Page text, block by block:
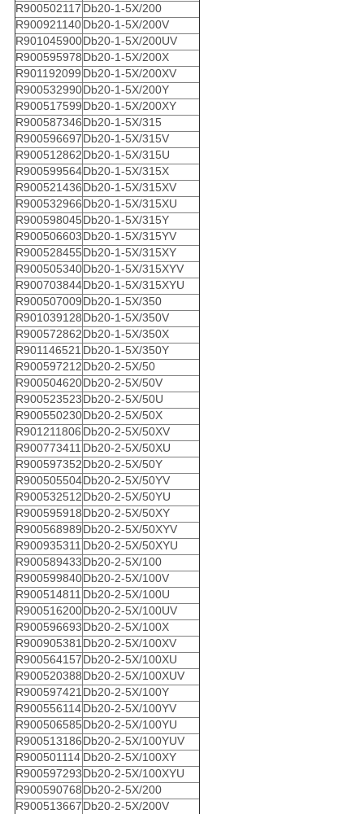
R900502117 Db20-1-5X/200
R900921140Db20-1-5X/200V
R901045900Db20-1-5X/200UV
R900595978Db20-1-5X/200X
R901192099 Db20-1-5X/200XV
R900532990Db20-1-5X/200Y
R900517599Db20-1-5X/200XY
R900587346Db20-1-5X/315
R900596697Db20-1-5X/315V
R900512862Db20-1-5X/315U
R900599564Db20-1-5X/315X
R900521436Db20-1-5X/315XV
R900532966Db20-1-5X/315XU
R900598045Db20-1-5X/315Y
R900506603Db20-1-5X/315YV
R900528455Db20-1-5X/315XY
R900505340Db20-1-5X/315XYV
R900703844Db20-1-5X/315XYU
R900507009Db20-1-5X/350
R901039128Db20-1-5X/350V
R900572862Db20-1-5X/350X
R901146521 Db20-1-5X/350Y
R900597212Db20-2-5X/50
R900504620Db20-2-5X/50V
R900523523Db20-2-5X/50U
R900550230Db20-2-5X/50X
R901211806 Db20-2-5X/50XV
R900773411 Db20-2-5X/50XU
R900597352Db20-2-5X/50Y
R900505504Db20-2-5X/50YV
R900532512Db20-2-5X/50YU
R900595918Db20-2-5X/50XY
R900568989Db20-2-5X/50XYV
R900935311 Db20-2-5X/50XYU
R900589433Db20-2-5X/100
R900599840Db20-2-5X/100V
R900514811 Db20-2-5X/100U
R900516200Db20-2-5X/100UV
R900596693Db20-2-5X/100X
R900905381Db20-2-5X/100XV
R900564157Db20-2-5X/100XU
R900520388Db20-2-5X/100XUV
R900597421Db20-2-5X/100Y
R900556114Db20-2-5X/100YV
R900506585Db20-2-5X/100YU
R900513186Db20-2-5X/100YUV
R900501114 Db20-2-5X/100XY
R900597293Db20-2-5X/100XYU
R900590768Db20-2-5X/200
R900513667Db20-2-5X/200V